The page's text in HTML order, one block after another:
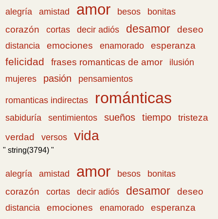
alegría amistad amor besos
bonitas
corazón
cortas decir adiós desamor deseo
distancia emociones enamorado esperanza
felicidad frases romanticas de amor
ilusión
mujeres
pasión pensamientos
romanticas indirectas románticas
sabiduría sentimientos sueños tiempo
tristeza
verdad
versos vida
" string(3794) "
alegría amistad amor besos
bonitas
corazón
cortas decir adiós desamor deseo
distancia emociones enamorado esperanza